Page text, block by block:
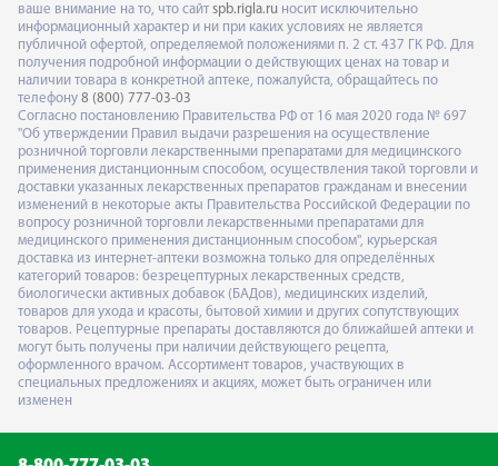
ваше внимание на то, что сайт spb.rigla.ru носит исключительно
информационный характер и ни при каких условиях не является
публичной офертой, определяемой положениями п. 2 ст. 437 ГК РФ. Для
получения подробной информации о действующих ценах на товар и
наличии товара в конкретной аптеке, пожалуйста, обращайтесь по
телефону 8 (800) 777-03-03
Согласно постановлению Правительства РФ от 16 мая 2020 года № 697
"Об утверждении Правил выдачи разрешения на осуществление
розничной торговли лекарственными препаратами для медицинского
применения дистанционным способом, осуществления такой торговли и
доставки указанных лекарственных препаратов гражданам и внесении
изменений в некоторые акты Правительства Российской Федерации по
вопросу розничной торговли лекарственными препаратами для
медицинского применения дистанционным способом", курьерская
доставка из интернет-аптеки возможна только для определённых
категорий товаров: безрецептурных лекарственных средств,
биологически активных добавок (БАДов), медицинских изделий,
товаров для ухода и красоты, бытовой химии и других сопутствующих
товаров. Рецептурные препараты доставляются до ближайшей аптеки и
могут быть получены при наличии действующего рецепта,
оформленного врачом. Ассортимент товаров, участвующих в
специальных предложениях и акциях, может быть ограничен или
изменен